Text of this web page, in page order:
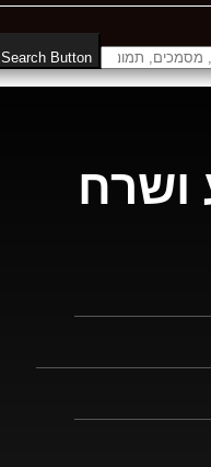
Search Button
ושרח